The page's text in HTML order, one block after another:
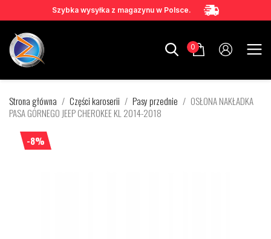
Szybka wysyłka z magazynu w Polsce.
0
Strona główna Części karoserii Pasy przednie
OSŁONA NAKŁADKA
PASA GÓRNEGO JEEP CHEROKEE KL 2014-2018
-8%